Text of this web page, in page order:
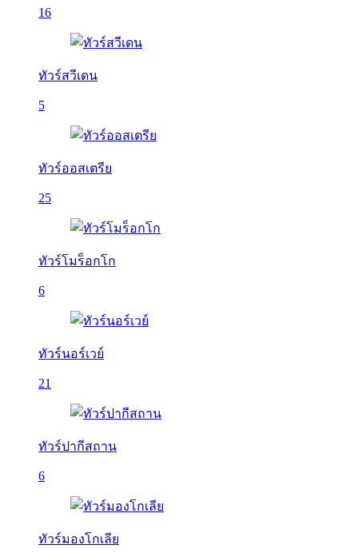
16
ทัวร์สวีเดน
5
ทัวร์ออสเตรีย
25
ทัวร์โมร็อกโก
6
ทัวร์นอร์เวย์
21
ทัวร์ปากีสถาน
6
ทัวร์มองโกเลีย